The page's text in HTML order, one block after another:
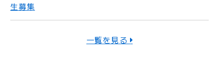
生募集
一覧を見る